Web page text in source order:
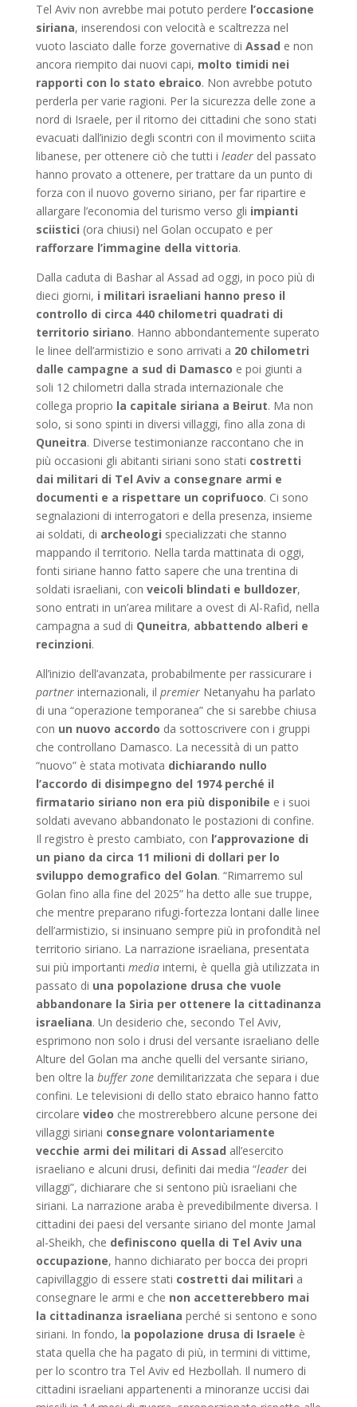
Tel Aviv non avrebbe mai potuto perdere l’occasione
siriana, inserendosi con velocità e scaltrezza nel
vuoto lasciato dalle forze governative di Assad e non
ancora riempito dai nuovi capi, molto timidi nei
rapporti con lo stato ebraico. Non avrebbe potuto
perderla per varie ragioni. Per la sicurezza delle zone a
nord di Israele, per il ritorno dei cittadini che sono stati
evacuati dall’inizio degli scontri con il movimento sciita
libanese, per ottenere ciò che tutti i leaderdel passato
hanno provato a ottenere, per trattare da un punto di
forza con il nuovo governo siriano, per far ripartire e
allargare l’economia del turismo verso gli impianti
sciistici (ora chiusi) nel Golan occupato e per
rafforzare l’immagine della vittoria.
Dalla caduta di Bashar al Assad ad oggi, in poco più di
dieci giorni, i militari israeliani hanno preso il
controllo di circa 440 chilometri quadrati di
territorio siriano. Hanno abbondantemente superato
le linee dell’armistizio e sono arrivati a 20 chilometri
dalle campagne a sud di Damasco e poi giunti a
soli 12 chilometri dalla strada internazionale che
collega proprio la capitale siriana a Beirut. Ma non
solo, si sono spinti in diversi villaggi, fino alla zona di
Quneitra. Diverse testimonianze raccontano che in
più occasioni gli abitanti siriani sono stati costretti
dai militari di Tel Aviv a consegnare armi e
documenti e a rispettare un coprifuoco. Ci sono
segnalazioni di interrogatori e della presenza, insieme
ai soldati, di archeologi specializzati che stanno
mappando il territorio. Nella tarda mattinata di oggi,
fonti siriane hanno fatto sapere che una trentina di
soldati israeliani, con veicoli blindati e bulldozer,
sono entrati in un’area militare a ovest di Al-Rafid, nella
campagna a sud di Quneitra, abbattendo alberi e
recinzioni.
All’inizio dell’avanzata, probabilmente per rassicurare i
partnerinternazionali, il premierNetanyahu ha parlato
di una “operazione temporanea” che si sarebbe chiusa
con un nuovo accordo da sottoscrivere con i gruppi
che controllano Damasco. La necessità di un patto
“nuovo” è stata motivata dichiarando nullo
l’accordo di disimpegno del 1974 perché il
firmatario siriano non era più disponibile e i suoi
soldati avevano abbandonato le postazioni di confine.
Il registro è presto cambiato, con l’approvazione di
un piano da circa 11 milioni di dollari per lo
sviluppo demografico del Golan. “Rimarremo sul
Golan fino alla fine del 2025” ha detto alle sue truppe,
che mentre preparano rifugi-fortezza lontani dalle linee
dell’armistizio, si insinuano sempre più in profondità nel
territorio siriano. La narrazione israeliana, presentata
sui più importanti mediainterni, è quella già utilizzata in
passato di una popolazione drusa che vuole
abbandonare la Siria per ottenere la cittadinanza
israeliana. Un desiderio che, secondo Tel Aviv,
esprimono non solo i drusi del versante israeliano delle
Alture del Golan ma anche quelli del versante siriano,
ben oltre la buffer zonedemilitarizzata che separa i due
confini. Le televisioni di dello stato ebraico hanno fatto
circolare video che mostrerebbero alcune persone dei
villaggi siriani consegnare volontariamente
vecchie armi dei militari di Assad all’esercito
israeliano e alcuni drusi, definiti dai media “leaderdei
villaggi”, dichiarare che si sentono più israeliani che
siriani. La narrazione araba è prevedibilmente diversa. I
cittadini dei paesi del versante siriano del monte Jamal
al-Sheikh, che definiscono quella di Tel Aviv una
occupazione, hanno dichiarato per bocca dei propri
capivillaggio di essere stati costretti dai militari a
consegnare le armi e che non accetterebbero mai
la cittadinanza israeliana perché si sentono e sono
siriani. In fondo, la popolazione drusa di Israele è
stata quella che ha pagato di più, in termini di vittime,
per lo scontro tra Tel Aviv ed Hezbollah. Il numero di
cittadini israeliani appartenenti a minoranze uccisi dai